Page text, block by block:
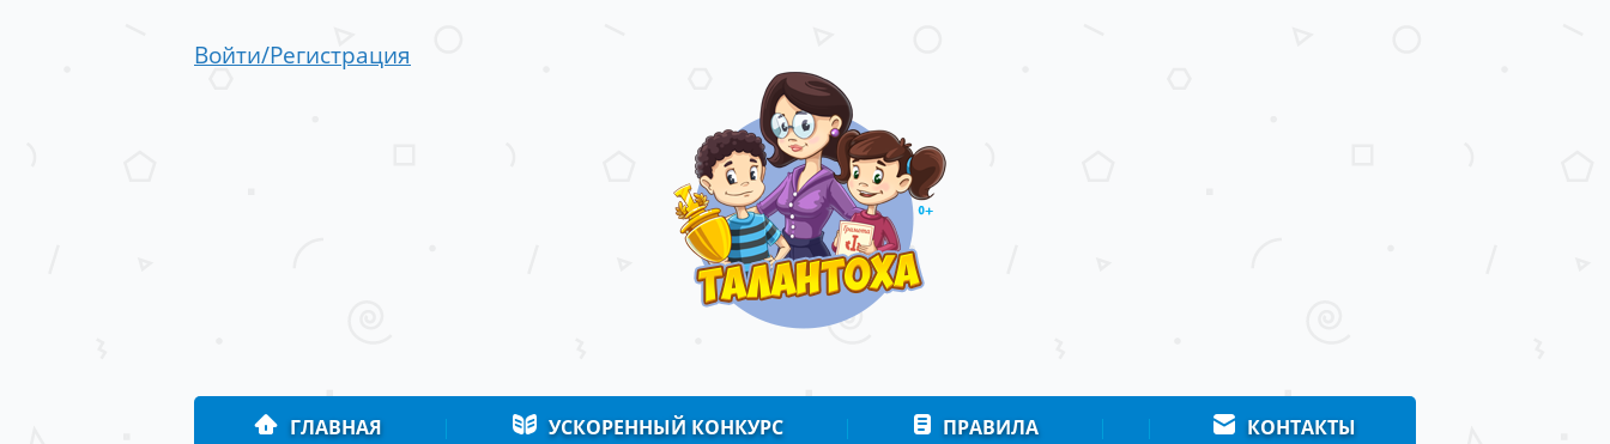
Войти/Регистрация
ГЛАВНАЯ | УСКОРЕННЫЙ КОНКУРС | ПРАВИЛА | | КОНТАКТЫ